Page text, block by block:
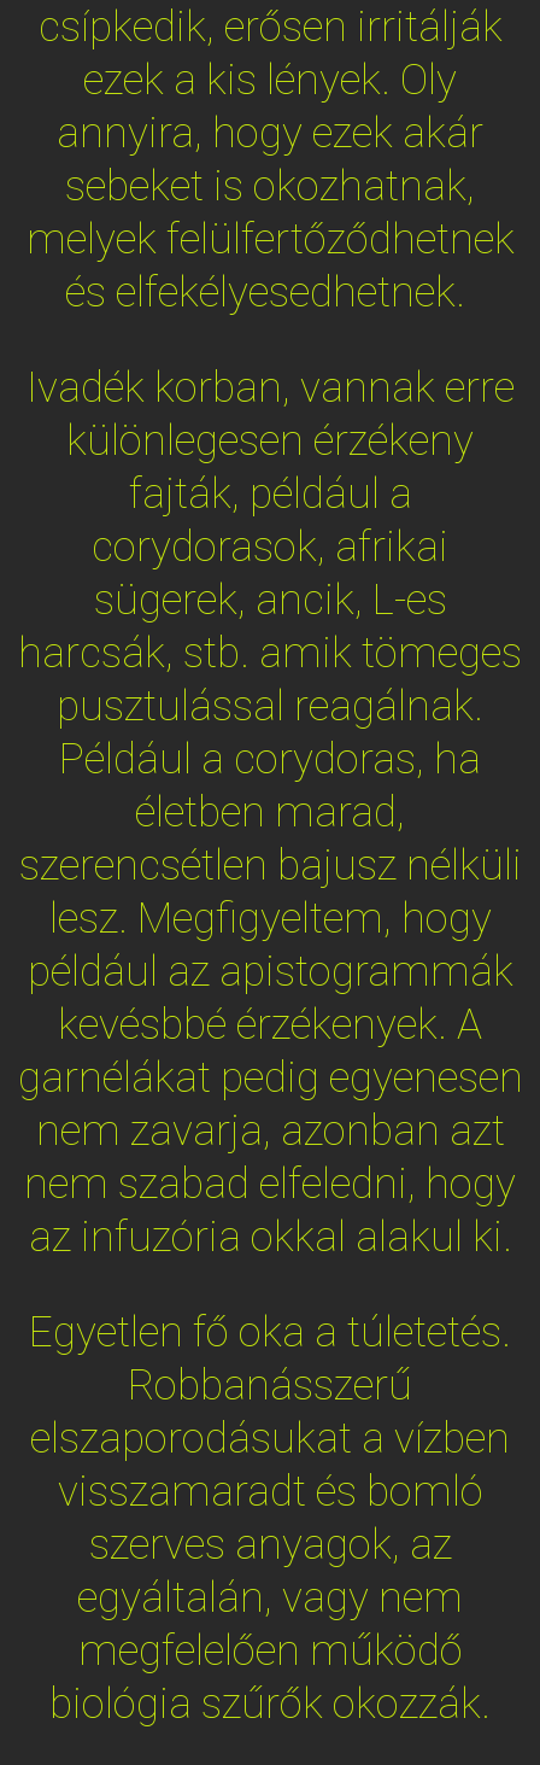
csípkedik, erősen irritálják
ezek a kis lények. Oly
annyira, hogy ezek akár
sebeket is okozhatnak,
melyek felülfertőződhetnek
és elfekélyesedhetnek.
Ivadék korban, vannak erre
különlegesen érzékeny
fajták, például a
corydorasok, afrikai
sügerek, ancik, L-es
harcsák, stb. amik tömeges
pusztulással reagálnak.
Például a corydoras, ha
életben marad,
szerencsétlen bajusz nélküli
lesz. Megfigyeltem, hogy
például az apistogrammák
kevésbbé érzékenyek. A
garnélákat pedig egyenesen
nem zavarja, azonban azt
nem szabad elfeledni, hogy
az infuzória okkal alakul ki.
Egyetlen fő oka a túletetés.
Robbanásszerű
elszaporodásukat a vízben
visszamaradt és bomló
szerves anyagok, az
egyáltalán, vagy nem
megfelelően működő
biológia szűrők okozzák.